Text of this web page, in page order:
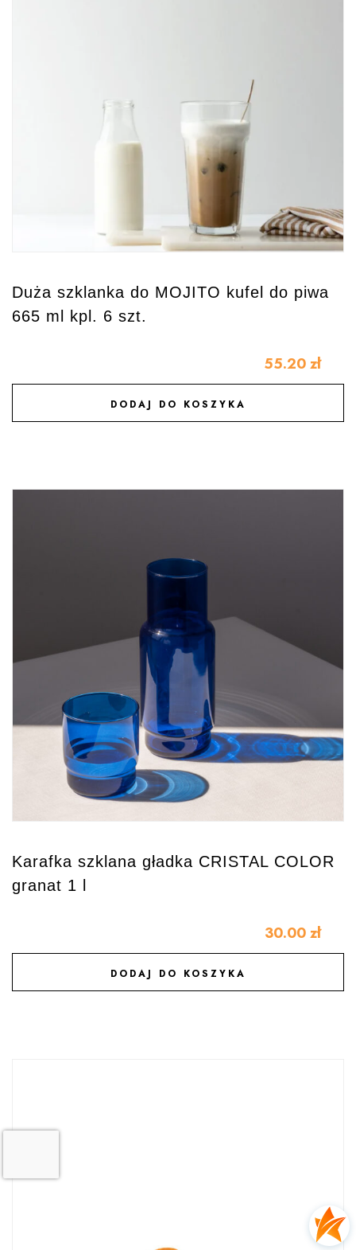
Duża szklanka do MOJITO kufel do piwa
665 ml kpl. 6 szt.
55.20 zł
DODAJ DO KOSZYKA
DODAJ DO ULUBIONYCH
Karafka szklana gładka CRISTAL COLOR
granat 1 l
30.00 zł
DODAJ DO KOSZYKA
DODAJ DO ULUBIONYCH